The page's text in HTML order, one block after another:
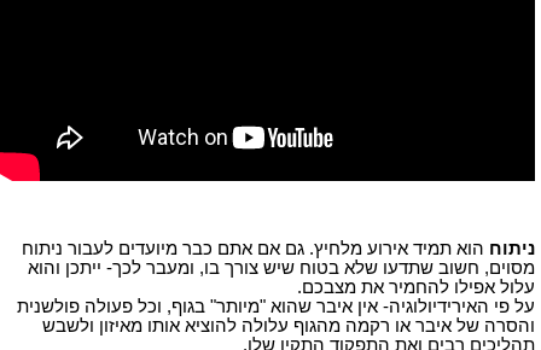
ניתוח הוא תמיד אירוע מלחיץ. גם אם אתם כבר מיועדים לעבור ניתוח
מסוים, חשוב שתדעו שלא בטוח שיש צורך בו, ומעבר לכך- ייתכן והוא
עלול אפילו להחמיר את מצבכם.
על פי האירידיולוגיה- אין איבר שהוא "מיותר" בגוף, וכל פעולה פולשנית
והסרה של איבר או רקמה מהגוף עלולה להוציא אותו מאיזון ולשבש
תהליכים רבים ואת התפקוד התקין שלו.